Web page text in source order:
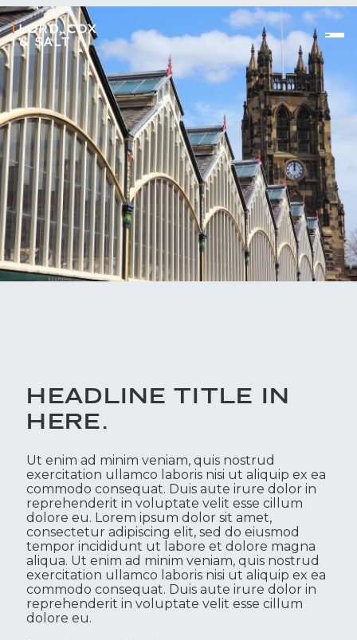
We’d love to talk to you about your problems and
how we can help you resolve them. We feel the
best way of finding our office is using Google Maps,
click the link below.
//
HEADLINE TITLE IN
HERE.
Ut enim ad minim veniam, quis nostrud
exercitation ullamco laboris nisi ut aliquip ex ea
commodo consequat. Duis aute irure dolor in
reprehenderit in voluptate velit esse cillum
dolore eu. Lorem ipsum dolor sit amet,
consectetur adipiscing elit, sed do eiusmod
tempor incididunt ut labore et dolore magna
aliqua. Ut enim ad minim veniam, quis nostrud
exercitation ullamco laboris nisi ut aliquip ex ea
commodo consequat. Duis aute irure dolor in
reprehenderit in voluptate velit esse cillum
dolore eu.